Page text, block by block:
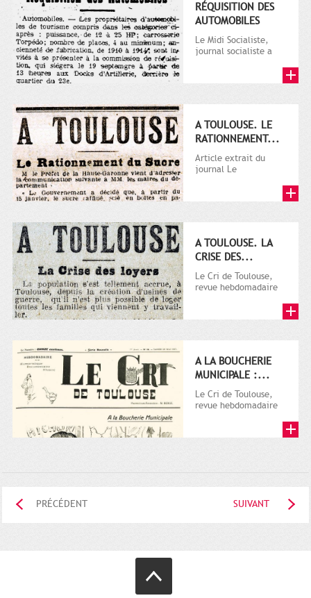
RÉQUISITION DES
AUTOMOBILES
Le Midi Socialiste,
journal socialiste a
A TOULOUSE. LE
RATIONNEMENT...
Article extrait du
journal Le
A TOULOUSE. LA
CRISE DES...
Le Cri de Toulouse,
revue hebdomadaire
A LA BOUCHERIE
MUNICIPALE :...
Le Cri de Toulouse,
revue hebdomadaire
PRÉCÉDENT SUIVANT